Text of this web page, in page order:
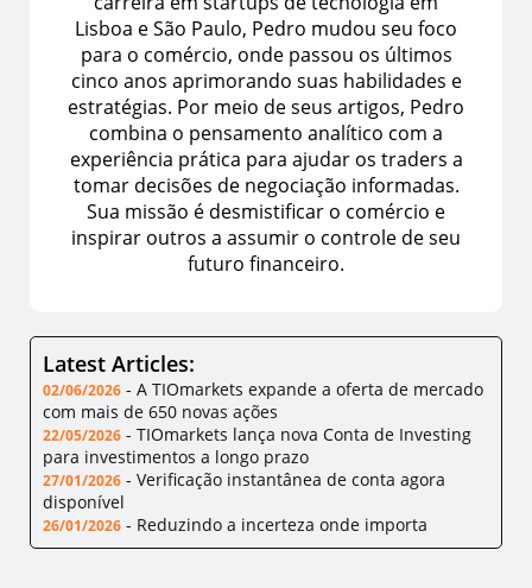
Lisboa e São Paulo, Pedro mudou seu foco
para o comércio, onde passou os últimos
cinco anos aprimorando suas habilidades e
estratégias. Por meio de seus artigos, Pedro
combina o pensamento analítico com a
experiência prática para ajudar os traders a
tomar decisões de negociação informadas.
Sua missão é desmistificar o comércio e
inspirar outros a assumir o controle de seu
futuro financeiro.
Latest Articles:
02/06/2026 - A TIOmarkets expande a oferta de mercado
com mais de 650 novas ações
22/05/2026 - TIOmarkets lança nova Conta de Investing
para investimentos a longo prazo
27/01/2026 - Verificação instantânea de conta agora
disponível
26/01/2026 - Reduzindo a incerteza onde importa